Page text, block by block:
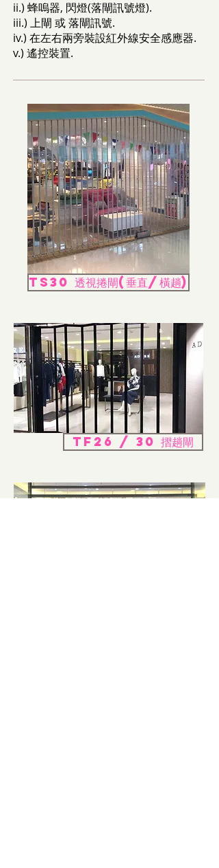
ii.) 蜂嗚器, 閃燈(落閘訊號燈).
iii.) 上閘 或 落閘訊號.
iv.) 在左右兩旁裝設紅外線安全感應器.
v.) 遙控裝置.
TS30 透視捲閘(垂直/橫趟)
TF26 / 30 摺趟閘